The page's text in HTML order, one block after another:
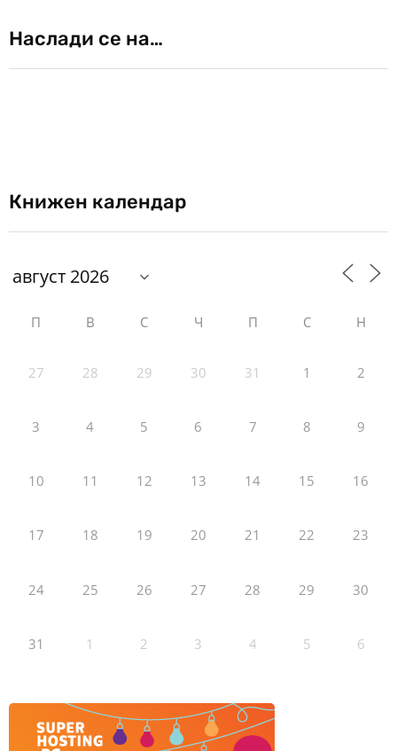
Наслади се на…
Книжен календар
П В С Ч П С Н
27 28 29 30 31 1 2
3 4 5 6 7 8 9
10 11 12 13 14 15 16
17 18 19 20 21 22 23
24 25 26 27 28 29 30
31 1 2 3 4 5 6